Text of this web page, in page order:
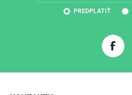
PREDPLATIŤ